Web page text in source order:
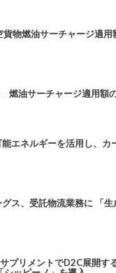
貨物燃油サーチャージ適
油サーチャージ適用額
エネルギーを活用し、カ
ス、受託物流業務に 「生
プリメントでD2C展開す